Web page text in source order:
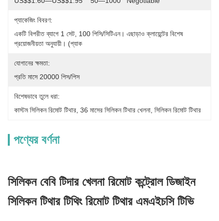
প্যাকেজিং বিবরণ:
একটি বিপরীত ব্যাগে 1 সেট, 100 পিসি/সিটিএন। এছাড়াও ক্লায়েন্টের বিশেষ
প্রয়োজনীয়তা অনুযায়ী। (প্যাক
যোগানের ক্ষমতা:
প্রতি মাসে 20000 পিস/পিস
বিশেষভাবে তুলে ধরা:
কাস্টম সিলিকন রিমোট টিথার 36 মাসের সিলিকন টিথার খেলনা সিলিকন রিমোট টিথার
পণ্যের বর্ণনা
সিলিকন বেবি টিদার খেলনা রিমোট কন্ট্রোল ডিজাইন
সিলিকন টিথার টিথিং রিমোট টিথার এমএইচসি টিভি